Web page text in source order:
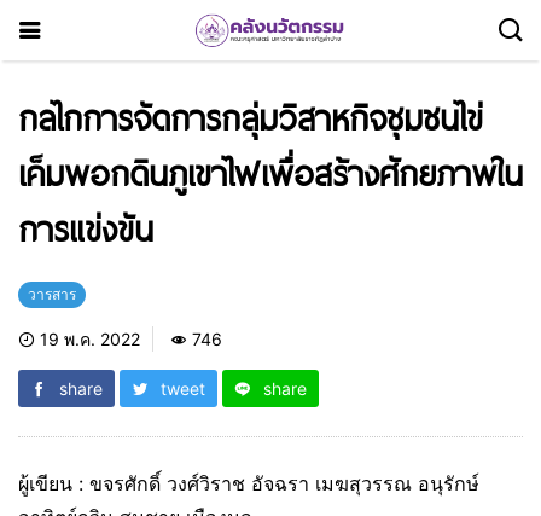
กลไกการจัดการกลุ่มวิสาหกิจชุมชนไข่
เค็มพอกดินภูเขาไฟเพื่อสร้างศักยภาพใน
การแข่งขัน
วารสาร
19 พ.ค. 2022 746
share tweet share
ผู้เขียน : ขจรศักดิ์ วงศ์วิราช อัจฉรา เมฆสุวรรณ อนุรักษ์